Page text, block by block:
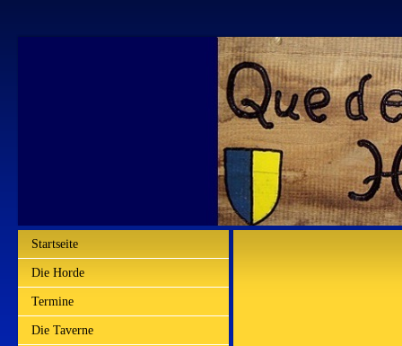
Startseite
Die Horde
Termine
Die Taverne